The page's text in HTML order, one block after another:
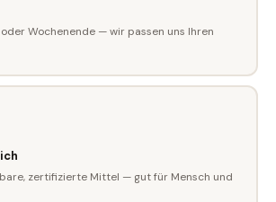
Wochenende — wir passen uns Ihren
zertifizierte Mittel — gut für Mensch und